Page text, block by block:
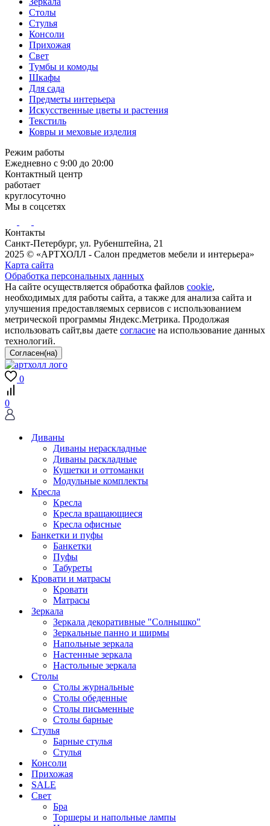
Столы
Стулья
Консоли
Прихожая
Свет
Тумбы и комоды
Шкафы
Для сада
Предметы интерьера
Искусственные цветы и растения
Текстиль
Ковры и меховые изделия
Режим работы
Ежедневно с 9:00 до 20:00
Контактный центр
работает
круглосуточно
Мы в соцсетях
Контакты
Санкт-Петербург, ул. Рубенштейна, 21
2025 © «АРТХОЛЛ - Салон предметов мебели и интерьера»
Карта сайта
Обработка персональных данных
На сайте осуществляется обработка файлов cookie,
необходимых для работы сайта, а также для анализа сайта и
улучшения предоставляемых сервисов с использованием
метрической программы Яндекс.Метрика. Продолжая
использовать сайт,вы даете согласие на использование данных
технологий.
0
0
Диваны
Диваны нераскладные
Диваны раскладные
Кушетки и оттоманки
Модульные комплекты
Кресла
Кресла
Кресла вращающиеся
Кресла офисные
Банкетки и пуфы
Банкетки
Пуфы
Табуреты
Кровати и матрасы
Кровати
Матрасы
Зеркала
Зеркала декоративные "Солнышко"
Зеркальные панно и ширмы
Напольные зеркала
Настенные зеркала
Настольные зеркала
Столы
Столы журнальные
Столы обеденные
Столы письменные
Столы барные
Стулья
Барные стулья
Стулья
Консоли
Прихожая
SALE
Свет
Бра
Торшеры и напольные лампы